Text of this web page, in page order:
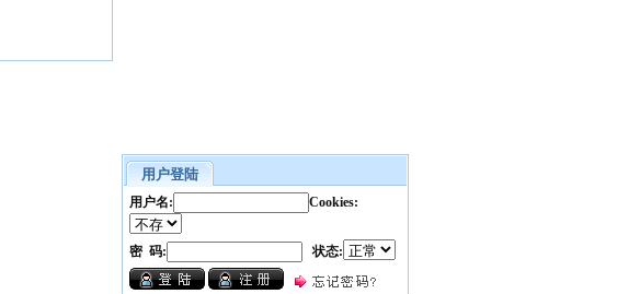
用户登陆
用户名: Cookies:
密 码: 状态: